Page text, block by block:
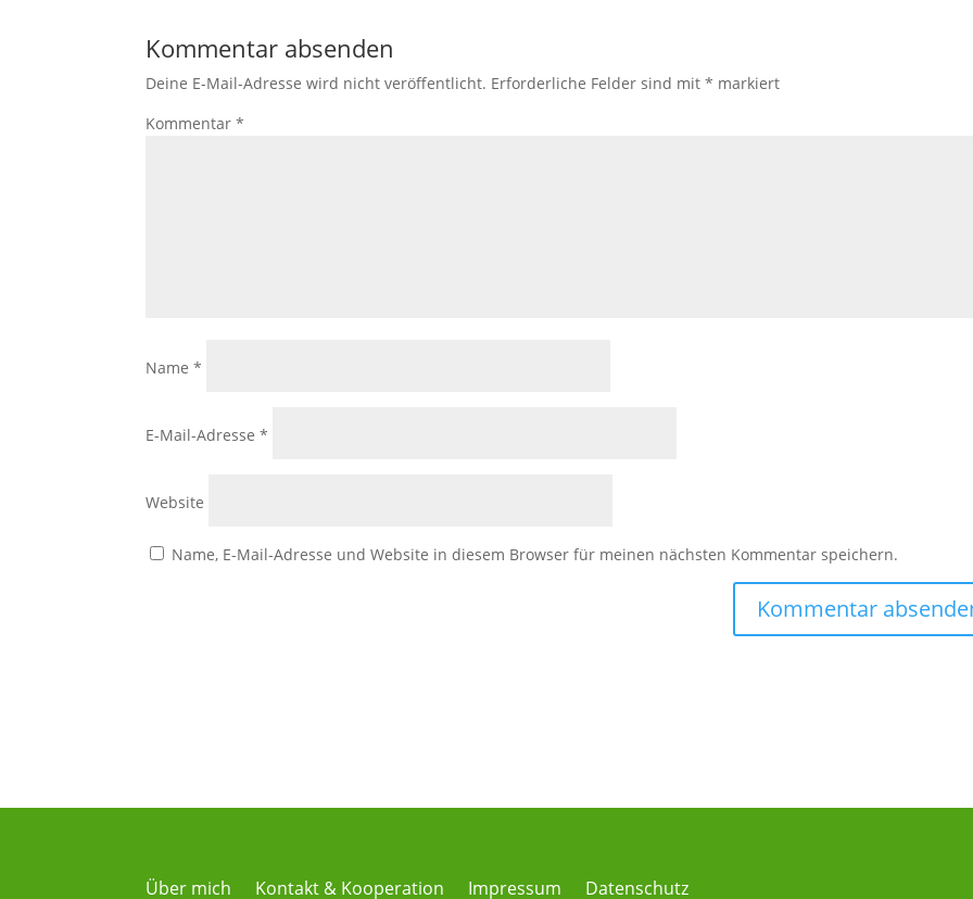
Kommentar absenden
Deine E-Mail-Adresse wird nicht veröffentlicht. Erforderliche Felder sind mit* markiert
Kommentar*
Name*
E-Mail-Adresse*
Website
Name, E-Mail-Adresse und Website in diesem Browser für meinen nächsten Kommentar speichern.
Über mich Kontakt & Kooperation Impressum Datenschutz